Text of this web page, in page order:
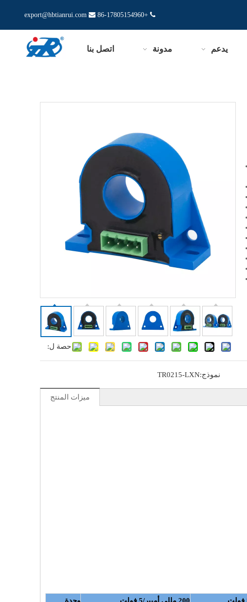

+86-17805154960

export@hbtianrui.com
يدعم مدونة اتصل بنا
حصة ل:
نموذج:TR0215-LXN
ميزات المنتج